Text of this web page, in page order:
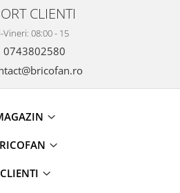
cu
CLIENTI
Vineri: 08:00 - 15
0743802580
CLIENTI